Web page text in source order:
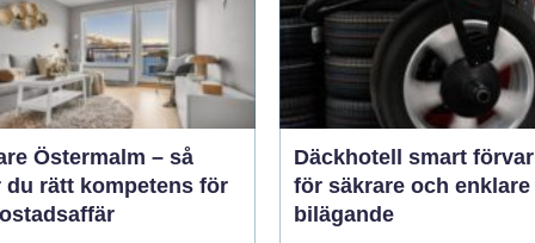
Östermalm – så
du rätt kompetens för
Däckhotell smart förvaring
för säkrare och enklare
bilägande